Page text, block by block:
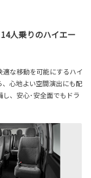
人乗りのハイエー
な移動を可能にするハイ
心地よい空間演出にも配
、安心･安全面でもドラ